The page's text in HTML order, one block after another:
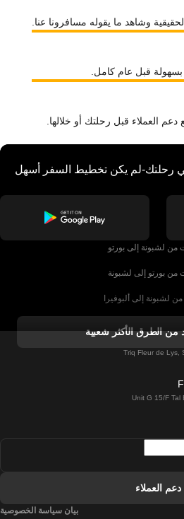
وشاهد ما يقوله مسافرونا عنا.
قبل عام كامل.
العملاء قبل رحلتك أو خلالها.
رحلتك-لم يكن تخطيط السفر أسهل
من لشبونة إلى بورتو
من بورتو إلى لشبونة
لشبونة إلى ألبوفيرا
ألبوفيرا إلى لشبونة
لشبونة إلى لاغوس
من لشبونة إلى مدريد
الطرق الأكثر شعبية
Unit G 15/F Tal
دعم العملاء
بيان سياسة الخصوصية